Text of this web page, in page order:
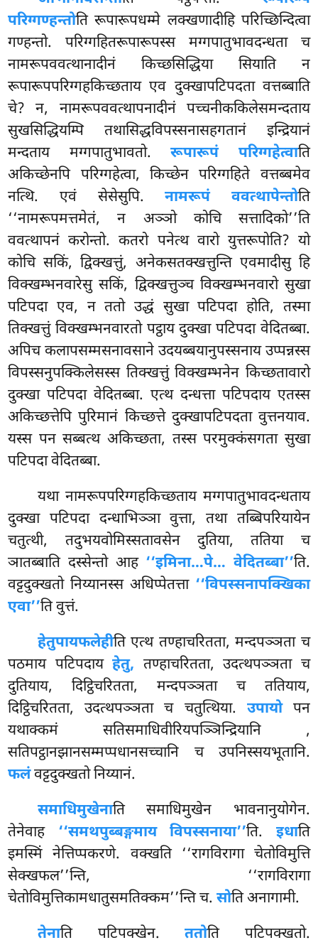
परिग्गण्हन्तोति रूपारूपधम्मे लक्खणादीहि परिच्छिन्दित्वा
गण्हन्तो. परिग्गहितरूपारूपस्स मग्गपातुभावदन्धता च
नामरूपववत्थानादीनं किच्छसिद्धिया सियाति न
रूपारूपपरिग्गहकिच्छताय एव दुक्खापटिपदता वत्तब्बाति
चे? न, नामरूपववत्थापनादीनं पच्चनीककिलेसमन्दताय
सुखसिद्धियम्पि तथासिद्धविपस्सनासहगतानं इन्द्रियानं
मन्दताय मग्गपातुभावतो.रूपारूपं परिग्गहेत्वाति
अकिच्छेनपि परिग्गहेत्वा, किच्छेन परिग्गहिते वत्तब्बमेव
नत्थि. एवं सेसेसुपि.नामरूपं ववत्थापेन्तोति
‘‘नामरूपमत्तमेतं, न अञ्ञो कोचि सत्तादिको’’ति
ववत्थापनं करोन्तो. कतरो पनेत्थ वारो युत्तरूपोति? यो
कोचि सकिं, द्विक्खत्तुं, अनेकसतक्खत्तुन्ति एवमादीसु हि
विक्खम्भनवारेसु सकिं, द्विक्खत्तुञ्च विक्खम्भनवारो सुखा
पटिपदा एव, न ततो उद्धं सुखा पटिपदा होति, तस्मा
तिक्खत्तुं विक्खम्भनवारतो पट्ठाय दुक्खा पटिपदा वेदितब्बा.
अपिच कलापसम्मसनावसाने उदयब्बयानुपस्सनाय उप्पन्नस्स
विपस्सनुपक्किलेसस्स तिक्खत्तुं विक्खम्भनेन किच्छतावारो
दुक्खा पटिपदा वेदितब्बा. एत्थ दन्धत्ता पटिपदाय एतस्स
अकिच्छत्तेपि पुरिमानं किच्छत्ते दुक्खापटिपदता वुत्तनयाव.
यस्स पन सब्बत्थ अकिच्छता, तस्स परमुक्कंसगता सुखा
पटिपदा वेदितब्बा.
यथा नामरूपपरिग्गहकिच्छताय मग्गपातुभावदन्धताय
दुक्खा पटिपदा दन्धाभिञ्ञा वुत्ता, तथा तब्बिपरियायेन
चतुत्थी, तदुभयवोमिस्सतावसेन दुतिया, ततिया च
ञातब्बाति दस्सेन्तो आह ‘‘इमिना…पे… वेदितब्बा’’ति.
वट्टदुक्खतो निय्यानस्स अधिप्पेतत्ता ‘‘विपस्सनापक्खिका
एवा’’ति वुत्तं.
हेतुपायफलेहीति एत्थ तण्हाचरितता, मन्दपञ्ञता च
पठमाय पटिपदायहेतु, तण्हाचरितता, उदत्थपञ्ञता च
दुतियाय, दिट्ठिचरितता, मन्दपञ्ञता च ततियाय,
दिट्ठिचरितता, उदत्थपञ्ञता च चतुत्थिया. उपायोपन
यथाक्कमं सतिसमाधिवीरियपञ्ञिन्द्रियानि ,
सतिपट्ठानझानसम्मप्पधानसच्चानि च उपनिस्सयभूतानि.
फलंवट्टदुक्खतो निय्यानं.
समाधिमुखेनाति समाधिमुखेन भावनानुयोगेन.
तेनेवाह ‘‘समथपुब्बङ्गमाय विपस्सनाया’’ति. इधाति
इमस्मिं नेत्तिप्पकरणे. वक्खति ‘‘रागविरागा चेतोविमुत्ति
सेक्खफल’’न्ति, ‘‘रागविरागा
चेतोविमुत्तिकामधातुसमतिक्कम’’न्ति च.सोति अनागामी.
तेनाति पटिपक्खेन.ततोति पटिपक्खतो.